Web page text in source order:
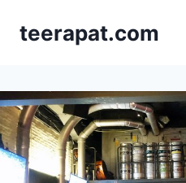
teerapat.com